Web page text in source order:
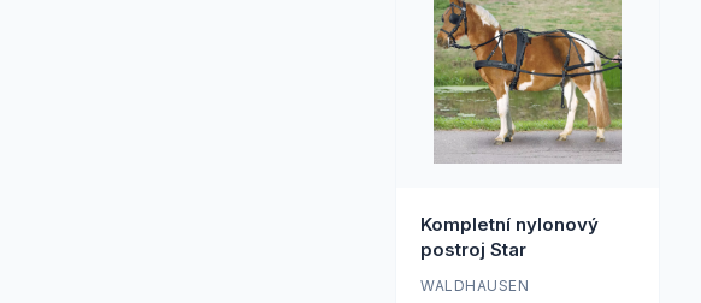
Kompletní nylonový
postroj Star
WALDHAUSEN